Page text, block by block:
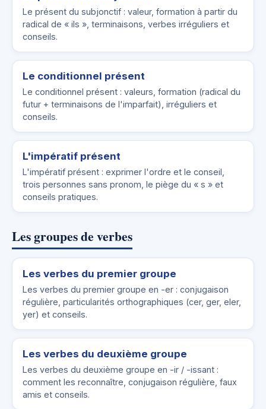
Le présent du subjonctif : valeur, formation à partir du
radical de « ils », terminaisons, verbes irréguliers et
conseils.
Le conditionnel présent
Le conditionnel présent : valeurs, formation (radical du
futur + terminaisons de l'imparfait), irréguliers et
conseils.
L'impératif présent
L'impératif présent : exprimer l'ordre et le conseil,
trois personnes sans pronom, le piège du « s » et
conseils pratiques.
Les groupes de verbes
Les verbes du premier groupe
Les verbes du premier groupe en -er : conjugaison
régulière, particularités orthographiques (cer, ger, eler,
yer) et conseils.
Les verbes du deuxième groupe
Les verbes du deuxième groupe en -ir / -issant :
comment les reconnaître, conjugaison régulière, faux
amis et conseils.